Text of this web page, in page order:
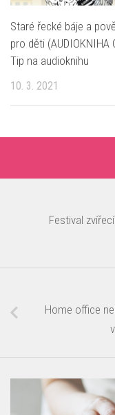
Staré řecké báje a
pro děti (AUDIOKNIHA
Tip na audioknihu
10. 3. 2021
Festival
Home office